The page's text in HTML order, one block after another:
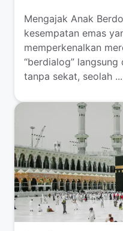
​Mengajak Anak
kesempatan emas
memperkenalkan
“berdialog”
tanpa sekat, seolah ...